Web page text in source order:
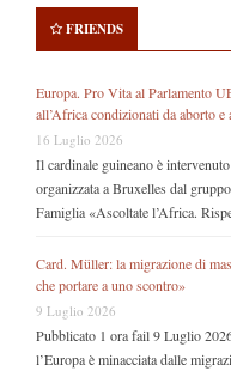
FRIENDS
Europa. Pro Vita al Parlamento
all’Africa condizionati da aborto e
16 Luglio 2026
Il cardinale guineano è
organizzata a Bruxelles dal
Famiglia «Ascoltate l’Africa.
Card. Müller: la migrazione di
che portare a uno scontro»
9 Luglio 2026
Pubblicato 1 ora fail 9 Luglio
l’Europa è minacciata dalle